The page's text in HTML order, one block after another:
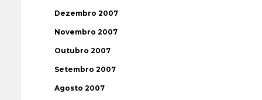
Dezembro 2007
Novembro 2007
Outubro 2007
Setembro 2007
Agosto 2007